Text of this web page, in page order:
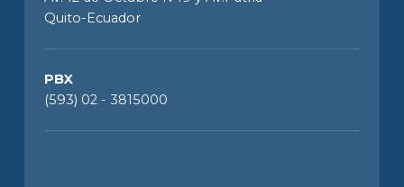
Quito-Ecuador
PBX
(593) 02 - 3815000